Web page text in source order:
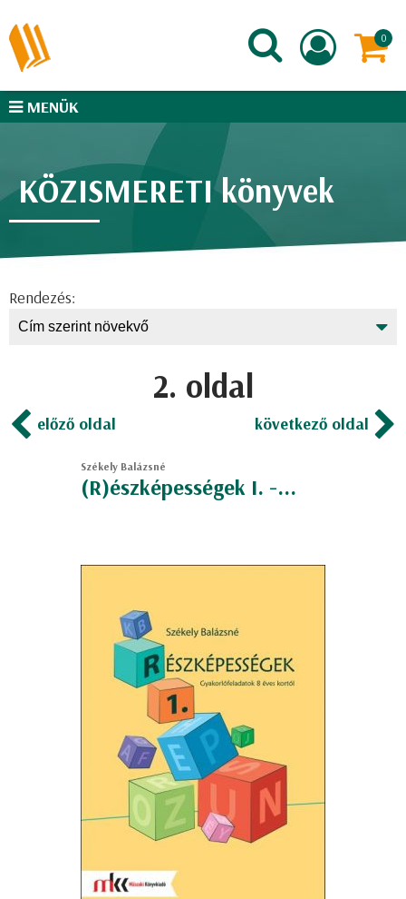
MENÜK
KÖZISMERETI könyvek
Rendezés:
2. oldal
előző oldal következő oldal
Székely Balázsné
(R)észképességek I. -...